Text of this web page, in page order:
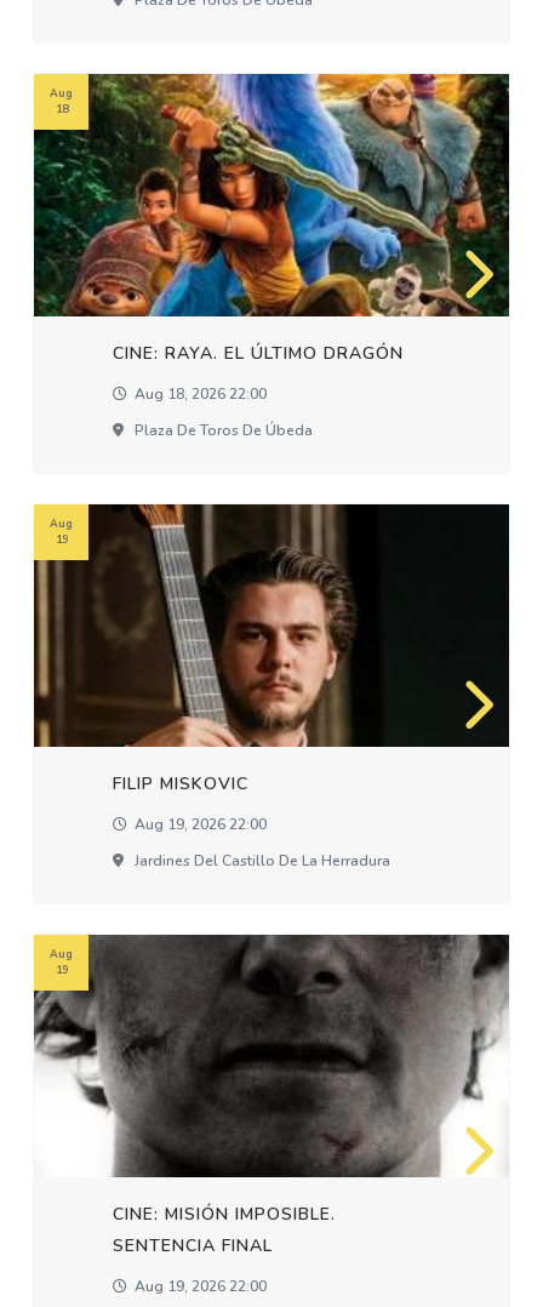
CINE: RAYA. EL ÚLTIMO DRAGÓN
Aug 18, 2026 22:00
Plaza De Toros De Úbeda
Aug
18
FILIP MISKOVIC
Aug 19, 2026 22:00
Jardines Del Castillo De La Herradura
Aug
19
CINE: MISIÓN IMPOSIBLE.
SENTENCIA FINAL
Aug 19, 2026 22:00
Aug
19